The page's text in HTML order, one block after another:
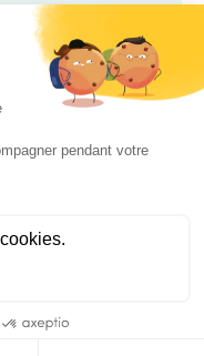
lucratif – Déclarée le